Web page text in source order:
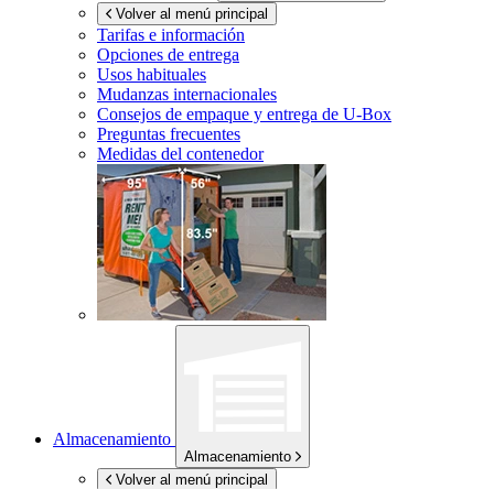
Volver al menú principal
Tarifas e información
Opciones de entrega
Usos habituales
Mudanzas internacionales
Consejos de empaque y entrega de U-Box
Preguntas frecuentes
Medidas del contenedor
Almacenamiento
Almacenamiento
Volver al menú principal